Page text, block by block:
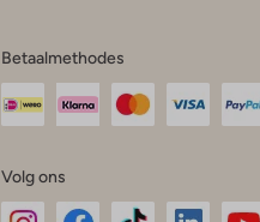
Betaalmethodes
Volg ons